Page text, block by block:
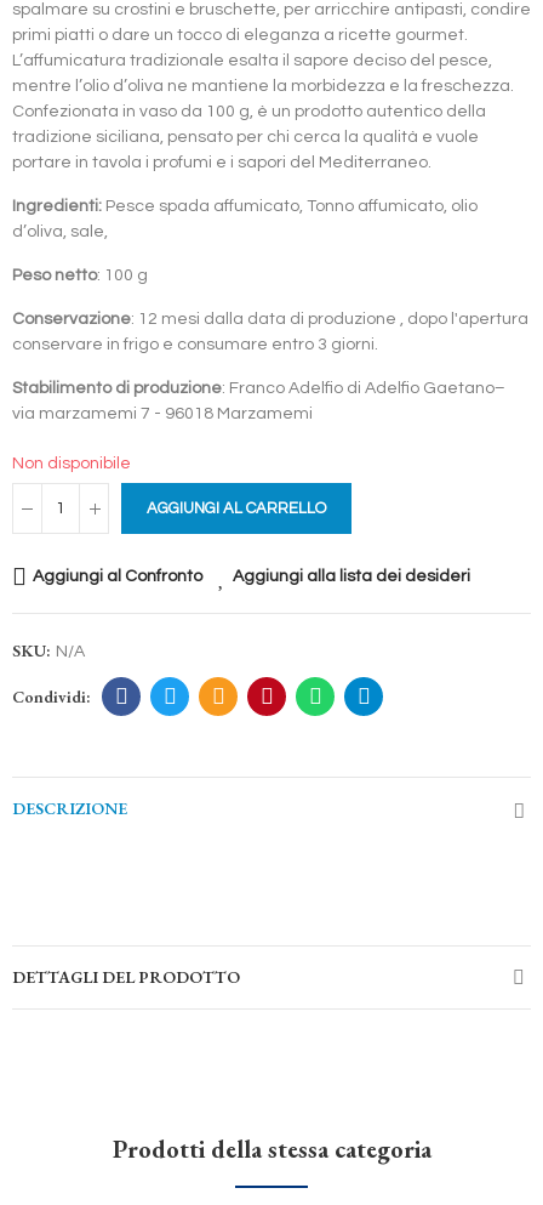
spalmare su crostini e bruschette, per arricchire antipasti, condire
primi piatti o dare un tocco di eleganza a ricette gourmet.
L’affumicatura tradizionale esalta il sapore deciso del pesce,
mentre l’olio d’oliva ne mantiene la morbidezza e la freschezza.
Confezionata in vaso da 100 g, è un prodotto autentico della
tradizione siciliana, pensato per chi cerca la qualità e vuole
portare in tavola i profumi e i sapori del Mediterraneo.
Ingredienti: Pesce spada affumicato, Tonno affumicato, olio
d’oliva, sale,
Peso netto: 100 g
Conservazione: 12 mesi dalla data di produzione , dopo l'apertura
conservare in frigo e consumare entro 3 giorni.
Stabilimento di produzione: Franco Adelfio di Adelfio Gaetano–
via marzamemi 7 - 96018 Marzamemi
Non disponibile
AGGIUNGI AL CARRELLO
Aggiungi al Confronto Aggiungi alla lista dei desideri
SKU: N/A
DESCRIZIONE
DETTAGLI DEL PRODOTTO
Prodotti della stessa categoria